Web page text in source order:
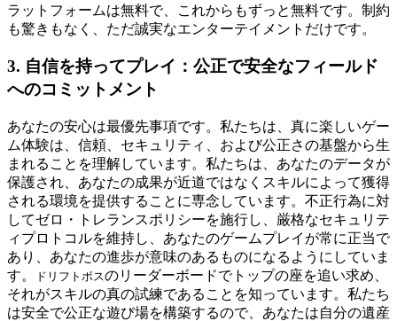
ラットフォームは無料で、これからもずっと無料です。制約
も驚きもなく、ただ誠実なエンターテイメントだけです。
3. 自信を持ってプレイ：公正で安全なフィールド
へのコミットメント
あなたの安心は最優先事項です。私たちは、真に楽しいゲー
ム体験は、信頼、セキュリティ、および公正さの基盤から生
まれることを理解しています。私たちは、あなたのデータが
保護され、あなたの成果が近道ではなくスキルによって獲得
される環境を提供することに専念しています。不正行為に対
してゼロ・トレランスポリシーを施行し、厳格なセキュリテ
ィプロトコルを維持し、あなたのゲームプレイが常に正当で
あり、あなたの進歩が意味のあるものになるようにしていま
す。
ドリフトボスのリーダーボードでトップの座を追い求め、
それがスキルの真の試練であることを知っています。私たち
は安全で公正な遊び場を構築するので、あなたは自分の遺産